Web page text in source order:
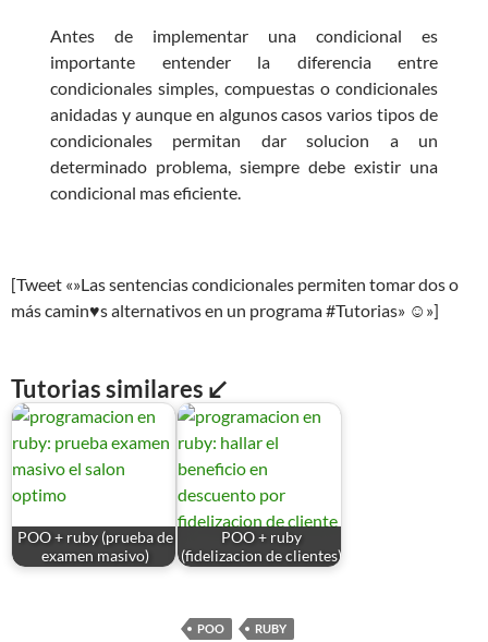
Antes de implementar una condicional es
importante entender la diferencia entre
condicionales simples, compuestas o condicionales
anidadas y aunque en algunos casos varios tipos de
condicionales permitan dar solucion a un
determinado problema, siempre debe existir una
condicional mas eficiente.
[Tweet «»Las sentencias condicionales permiten tomar dos o
más camin♥s alternativos en un programa #Tutorias» ☺»]
Tutorias similares ↙
POO + ruby (prueba de
examen masivo)
POO + ruby
(fidelizacion de clientes)
POO RUBY